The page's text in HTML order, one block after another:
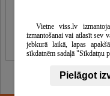
Vietne viss.lv
izmantošanai vai atlasīt sev
jebkurā laikā, lapas
sīkdatnēm sadaļā "Sīkdatņu
Pielāgot